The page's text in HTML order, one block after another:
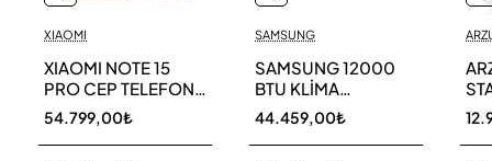
XIAOMI
XIAOMI NOTE 15
PRO CEP TELEFONU
256 GB
54.799,00₺
SAMSUNG
SAMSUNG 12000
BTU KLİMA
AR40F12C0AM SK
44.459,00₺